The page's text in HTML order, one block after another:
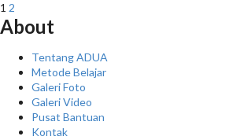
1 2
About
Tentang ADUA
Metode Belajar
Galeri Foto
Galeri Video
Pusat Bantuan
Kontak